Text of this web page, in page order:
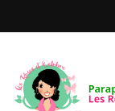
to